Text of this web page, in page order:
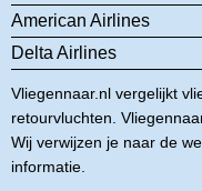
American Airlines
Delta Airlines
Vliegennaar.nl vergelijkt
retourvluchten.
Wij verwijzen je naar de
informatie.